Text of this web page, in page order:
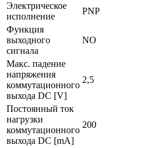
Электрическое
исполнение
PNP
Функция
выходного
сигнала
NO
Макс. падение
напряжения
коммутационного
выхода DC [V]
2,5
Постоянный ток
нагрузки
коммутационного
выхода DC [mA]
200